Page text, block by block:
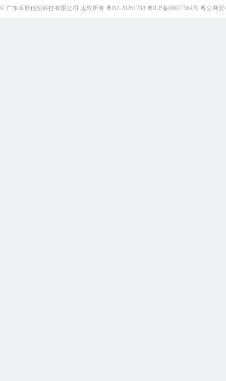
© 广东卓博信息科技有限公司 版权所有 粤B2-20261708 粤ICP备09027564号 粤公网安